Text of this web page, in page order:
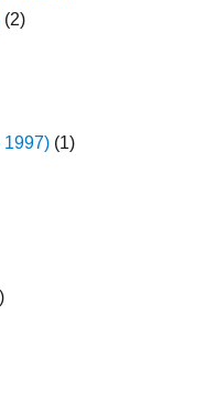
(2)
1997) (1)